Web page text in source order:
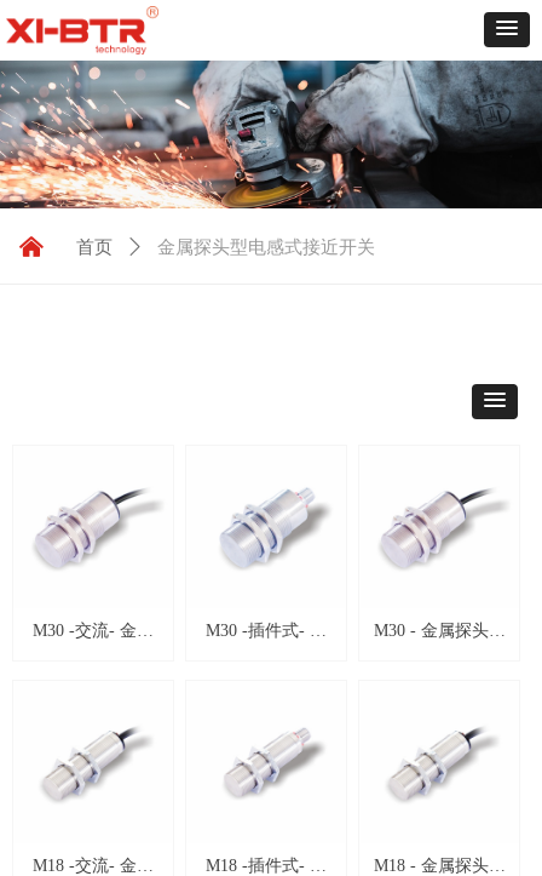
M30 -交流- 金属
M30 -插件式- 金
M30 - 金属探头型
M18 -交流- 金属
M18 -插件式- 金
M18 - 金属探头型
낀 首页 ꄲ 金属探头型电感式接近开关